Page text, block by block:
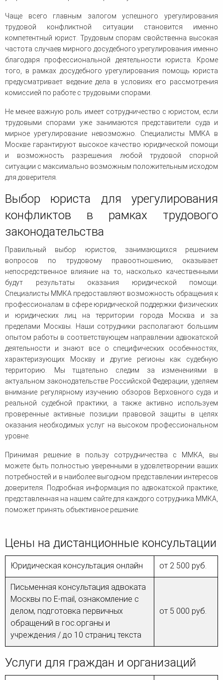
Чаще всего главным залогом успешного урегулирования
трудовой конфликтной ситуации становится именно
компетентный юрист. Трудовым спорам свойственна высокая
частота случаев мирного досудебного урегулирования именно
благодаря профессиональной деятельности юриста. Кроме
того, в рамках досудебного урегулирования помощь юриста
предусматривает ведение дела в условиях его рассмотрения
комиссией по работе с трудовыми спорами.
Не менее важную роль имеет сотрудничество с юристом, если
трудовыми спорами уже занимаются представители суда и
мирное урегулирование невозможно. Специалисты ММКА в
Москве гарантируют высокое качество юридической помощи
и возможность разрешения любой трудовой спорной
ситуации с максимально возможным положительным исходом
для доверителя.
Выбор юриста для урегулирования
конфликтов в рамках трудового
законодательства
Правильный выбор юристов, занимающихся решением
вопросов по трудовому правоотношению, оказывает
непосредственное влияние на то, насколько качественными
будут результаты оказания юридической помощи.
Специалисты ММКА предоставляют возможность обращения к
профессионалам в сфере юридической поддержки физических
и юридических лиц на территории города Москва и за
пределами Москвы. Наши сотрудники располагают большим
опытом работы в соответствующем направлении адвокатской
деятельности и знают все о специфических особенностях,
характеризующих Москву и другие регионы как судебную
территорию. Мы тщательно следим за изменениями в
актуальном законодательстве Российской Федерации, уделяем
внимание регулярному изучению обзоров Верховного суда и
реальной судебной практики, а также активно используем
проверенные активные позиции правовой защиты в целях
оказания необходимых услуг на высоком профессиональном
уровне.
Принимая решение в пользу сотрудничества с ММКА, вы
можете быть полностью уверенными в удовлетворении ваших
потребностей и в наиболее выгодном представлении интересов
доверителя. Подробная информация по адвокатской практике,
представленная на нашем сайте для каждого сотрудника ММКА,
поможет принять объективное решение.
Цены на дистанционные консультации
Юридическая консультация онлайн от 2 500 руб.
Письменная консультация адвоката
Москвы по E-mail, ознакомление с
делом, подготовка первичных
обращений в гос.органы и
учреждения / до 10 страниц текста
от 5 000 руб.
Услуги для граждан и организаций